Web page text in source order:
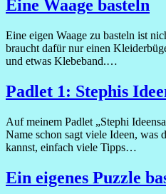
Eine Waage basteln
Eine eigen Waage zu basteln ist
braucht dafür nur einen
und etwas Klebeband.…
Padlet 1: Stephis
Auf meinem Padlet „Stephi
Name schon sagt viele Ideen, was
kannst, einfach viele Tipps…
Ein eigenes Puzzle